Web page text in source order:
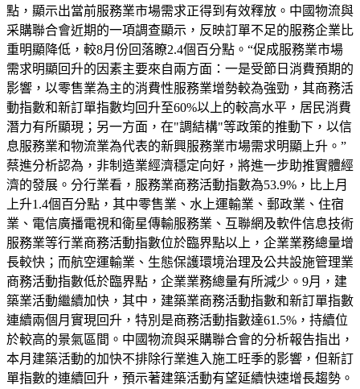
點，顯示出當前服務業市場需求正得到有效釋放。中國物流與
采購聯合會近期的一項調查顯示，反映訂單不足的服務企業比
重明顯降低，較8月份回落瞭2.4個百分點。“促成服務業市場
需求明顯回升的因素主要來自兩方面：一是受節日消費預期的
影響，以零售業為主的消費性服務業增勢較為強勁，其商務活
動指數和新訂單指數均回升至60%以上的較高水平，居民消費
潛力有所顯現；另一方面，在"調結構"等政策的推動下，以信
息服務業和物流業為代表的新興服務業市場需求明顯上升。”
蔡進分析認為，非制造業經濟穩定向好，將進一步助推實體經
濟的發展。分行業看，服務業商務活動指數為53.9%，比上月
上升1.4個百分點，其中零售業、水上運輸業、郵政業、住宿
業、電信廣播電視和衛星傳輸服務業、互聯網及軟件信息技術
服務業等行業商務活動指數位於臨界點以上，企業業務總量增
長較快；而航空運輸業、生態保護環境治理及公共設施管理業
商務活動指數低於臨界點，企業業務總量有所減少。9月，建
築業活動繼續加快，其中，建築業商務活動指數和新訂單指數
連續兩個月實現回升，特別是商務活動指數達61.5%，持續位
於較高的景氣區間。中國物流與采購聯合會的分析報告指出，
本月建築活動的加快不排除行業進入施工旺季的影響，但新訂
單指數的連續回升，預示著建築活動有望延續快速增長趨勢。